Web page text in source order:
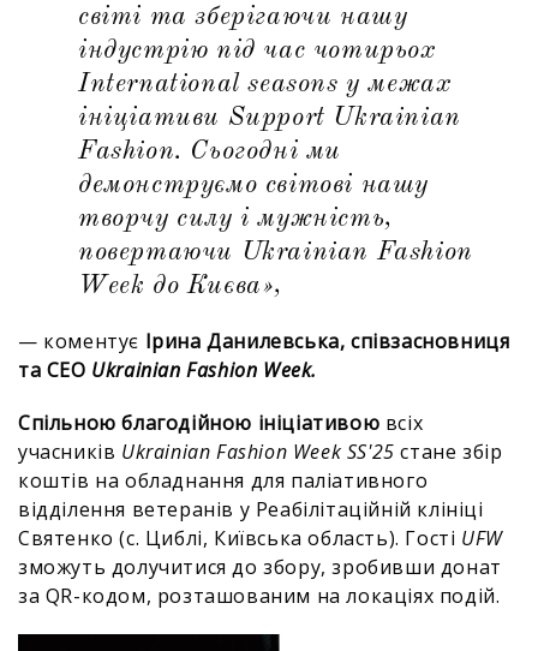
світі та зберігаючи нашу
індустрію під час чотирьох
International seasons у межах
ініціативи Support Ukrainian
Fashion. Сьогодні ми
демонструємо світові нашу
творчу силу і мужність,
повертаючи Ukrainian Fashion
Week до Києва»,
— коментує Ірина Данилевська, співзасновниця
та CEO Ukrainian Fashion Week.
Спільною благодійною ініціативою всіх
учасників Ukrainian Fashion Week SS'25 стане збір
коштів на обладнання для паліативного
відділення ветеранів у Реабілітаційній клініці
Святенко (с. Циблі, Київська область). Гості UFW
зможуть долучитися до збору, зробивши донат
за QR-кодом, розташованим на локаціях подій.